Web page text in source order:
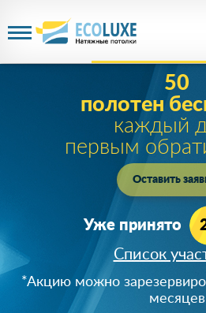
50
полотен
каждый
первым
Оставить
Уже принято
Список
890366***24
*Акцию можно
месяцев